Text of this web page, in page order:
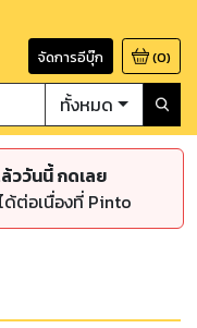
จัดการอีบุ๊ก (0)
ทั้งหมด
ววันนี้ กดเลย
ต่อเนื่องที่ Pinto